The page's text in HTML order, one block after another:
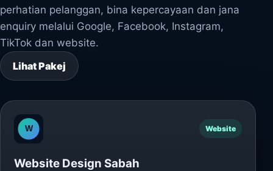
perhatian pelanggan, bina kepercayaan dan jana
enquiry melalui Google, Facebook, Instagram,
TikTok dan website.
Lihat Pakej
Website
Website Design Sabah